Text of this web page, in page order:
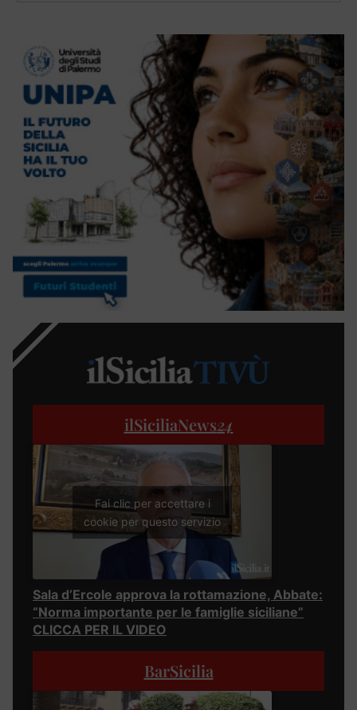
ilSiciliaNews24
Fai clic per accettare i
cookie per questo servizio
Sala d’Ercole approva la rottamazione, Abbate:
“Norma importante per le famiglie siciliane”
CLICCA PER IL VIDEO
BarSicilia